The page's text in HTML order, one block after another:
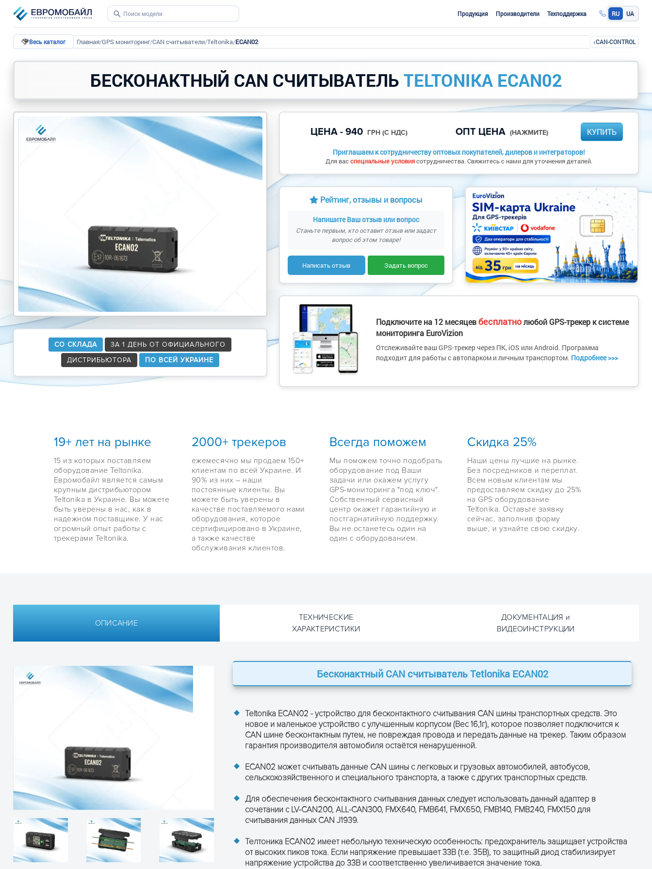
Продукция Производители Техподдержка RU UA
Весь каталог Главная/GPS мониторинг/CAN считыватели/Teltonika/ECAN02 ‹CAN-CONTROL
БЕСКОНАКТНЫЙ CAN СЧИТЫВАТЕЛЬ TELTONIKA ECAN02
СО СКЛАДА
ЗА 1 ДЕНЬ ОТ ОФИЦИАЛЬНОГО
ДИСТРИБЬЮТОРА
ПО ВСЕЙ УКРАИНЕ
ЦЕНА - 940 ГРН (С НДС) ОПТ ЦЕНА (НАЖМИТЕ) КУПИТЬ
Приглашаем к сотрудничеству оптовых покупателей, дилеров и интеграторов!
Для васспециальные условиясотрудничества. Свяжитесь с нами для уточнения деталей.
Рейтинг, отзывы и вопросы
Напишите Ваш отзыв или вопрос
Станьте первым, кто оставит отзыв или задаст
вопрос об этом товаре!
Написать отзыв Задать вопрос
Подключите на 12 месяцевбесплатнолюбой GPS-трекер к системе
мониторинга EuroVizion
Отслеживайте ваш GPS-трекер через ПК, iOS или Android. Программа
подходит для работы с автопарком и личным транспортом. Подробнее >>>
19+ лет на рынке
15 из которых поставляем
оборудование Teltonika.
Евромобайл является самым
крупным дистрибьютором
Teltonika в Украине. Вы можете
быть уверены в нас, как в
надежном поставщике. У нас
огромный опыт работы с
трекерами Teltonika.
2000+ трекеров
ежемесячно мы продаем 150+
клиентам по всей Украине. И
90% из них – наши
постоянные клиенты. Вы
можете быть уверены в
качестве поставляемого нами
оборудования, которое
сертифицировано в Украине,
а также качестве
обслуживания клиентов.
Всегда поможем
Мы поможем точно подобрать
оборудование под Ваши
задачи или окажем услугу
GPS-мониторинга "под ключ".
Собственный сервисный
центр окажет гарантийную и
постгарнатийную поддержку.
Вы не останетесь один на
один с оборудованием.
Скидка 25%
Наши цены лучшие на рынке.
Без посредников и переплат.
Всем новым клиентам мы
предоставляем скидку до 25%
на GPS оборудование
Teltonika. Оставьте заявку
сейчас, заполнив форму
выше, и узнайте свою скидку.
ОПИСАНИЕ
ТЕХНИЧЕСКИЕ
ХАРАКТЕРИСТИКИ
ДОКУМЕНТАЦИЯ и
ВИДЕОИНСТРУКЦИИ
Бесконактный CAN считыватель Tetlonika ECAN02
Teltonika ECAN02 - устройство для бесконтактного считывания CAN шины транспортных средств. Это
новое и маленькое устройство с улучшенным корпусом (Вес 16,1г), которое позволяет подключится к
CAN шине бесконтактным путем, не повреждая провода и передать данные на трекер. Таким образом
гарантия производителя автомобиля остаётся ненарушенной.
ECAN02 может считывать данные CAN шины с легковых и грузовых автомобилей, автобусов,
сельскохозяйственного и специального транспорта, а также с других транспортных средств.
Для обеспечения бесконтактного считывания данных следует использовать данный адаптер в
сочетании с LV-CAN200, ALL-CAN300, FMX640, FMB641, FMX650, FMB140, FMB240, FMX150 для
считывания данных CAN J1939.
Телтоника ECAN02 имеет небольную техническую особенность: предохранитель защищает устройства
от высоких пиков тока. Если напряжение превышает 33В (т.е. 35В), то защитный диод стабилизирует
напряжение устройства до 33В и соответственно увеличивается значение тока.
Бесконактный CAN считыватель Teltonika ECAN02
Поддерживаемые устройства
LV-CAN200, ALL-CAN300, FMX640, FMB641, FMX650, FMB140, FMB240,
FMX150
10 - 30 В постоянного тока
При 12 В <1,47 мА (в режиме ожидания)
При 12 В <4,21 мА (в режиме работы)
Диапазон рабочих
температур
Рабочая влажность
Макс 85% без конденсации
Характеристики
Бесконтактное чтение CAN,
не нарушающее гарантию.
Скорость CAN-BUS до 1000 кбит / с
Габариты
39 х 12 х 19 мм (Д х Ш х В)
ОСТАВЬТЕ ЗАЯВКУ
Техническая документация Teltonika ECAN02:
▹ Схема подключения Teltonika ECAN02 —(обн. 2023.02.22) — [ENG]
▹ Схема подключения (2) - Распиновка Teltonika ECAN02 —
(обн. 2023.02.22) — [ENG]💾
Видеоинструкции Teltonika ECAN02: